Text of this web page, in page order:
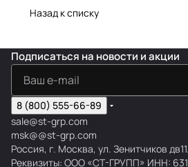
Назад к списку
Подписаться на новости и акции
8 (800) 555-66-89
sale@st-grp.com
msk@@st-grp.com
Россия, г. Москва, ул. Зенитчиков
Реквизиты: ООО «СТ-ГРУПП» ИНН: